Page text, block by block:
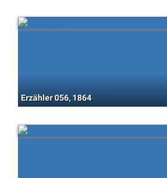
Erzähler 056, 1864